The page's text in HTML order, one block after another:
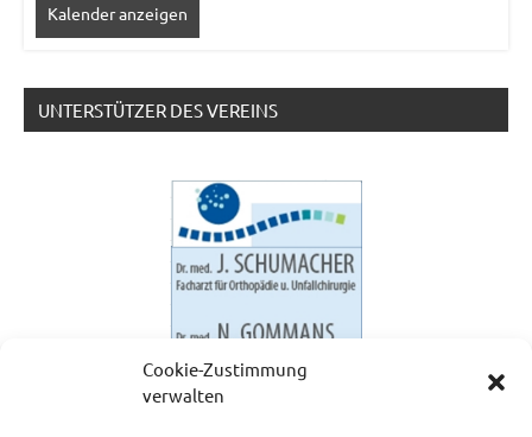
Cookie-Zustimmung
verwalten
Kalender anzeigen
UNTERSTÜTZER DES VEREINS